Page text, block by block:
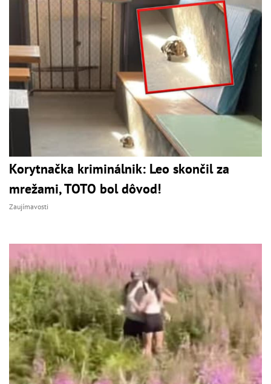
Korytnačka kriminálnik: Leo skončil za
mrežami, TOTO bol dôvod!
Zaujímavosti